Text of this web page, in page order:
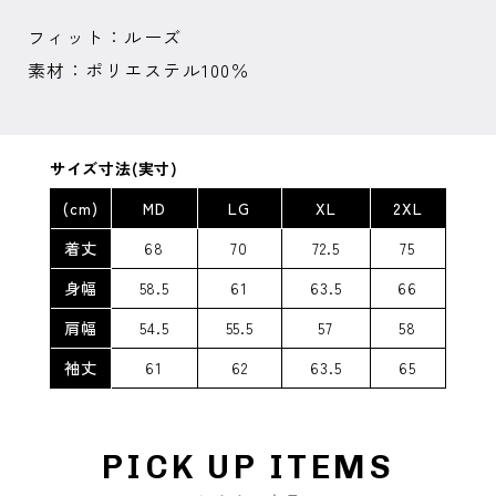
フィット：ルーズ
素材：ポリエステル100％
サイズ寸法(実寸)
(cm)
MD LG XL
2XL
着丈
68 70 72.5
75
身幅
58.5 61 63.5
66
肩幅
54.5 55.5 57
58
袖丈
61 62 63.5 65
PICK UP ITEMS